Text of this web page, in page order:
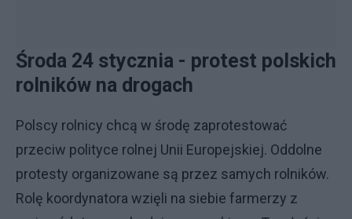
Środa 24 stycznia - protest polskich
rolników na drogach
Polscy rolnicy chcą w środę zaprotestować
przeciw polityce rolnej Unii Europejskiej. Oddolne
protesty organizowane są przez samych rolników.
Rolę koordynatora wzięli na siebie farmerzy z